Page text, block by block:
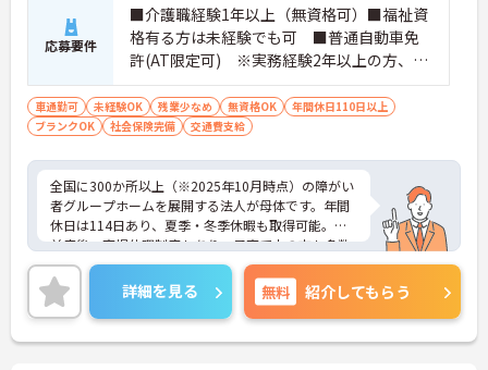
応募要件
■介護職経験1年以上（無資格可）■福祉資
格有る方は未経験でも可 ■普通自動車免
許(AT限定可) ※実務経験2年以上の方、障
がい者福祉に関する経験をお持ちの方大歓
迎
車通勤可 未経験OK 残業少なめ 無資格OK
年間休日110日以上
ブランクOK
社会保険完備 交通費支給
全国に300か所以上（※2025年10月時点）の障がい
者グループホームを展開する法人が母体です。年間
休日は114日あり、夏季・冬季休暇も取得可能。産
前産後・育児休暇制度もあり、子育て中の方も多数
活躍中で、ワークライフバランスを大切にしながら
働ける環境が整っています。研修制度や外部勉強会
の受講支援もあり、スキルアップもしっかりサポー
ト。将来的には管理者やエリアマネージャーへのキ
ャリアアップも目指せます。20代から60代まで幅広
詳細を見る 無料 紹介してもらう